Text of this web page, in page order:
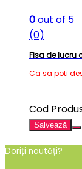
0out of 5
(0)
Fisa de lucru
Ca sa poti
Cod
Salvează
Doriți noutăți?